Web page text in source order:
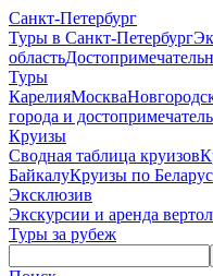
Санкт-Петербург
Туры в Санкт-Петербург
область
Туры
КарелияМосква
города и
Круизы
Сводная таблица круизов
БайкалуКруизы по
Эксклюзив
Экскурсии и аренда
Туры за рубеж